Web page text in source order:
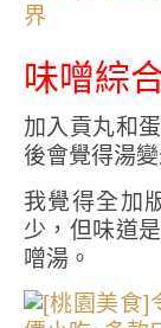
味噌綜
加入貢丸和
後會覺得湯
我覺得全加
少，但味道
噌湯。